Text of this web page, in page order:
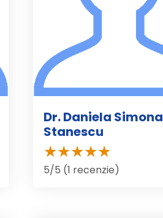
Dr. Daniela Simona
Stanescu
5/5 (1 recenzie)